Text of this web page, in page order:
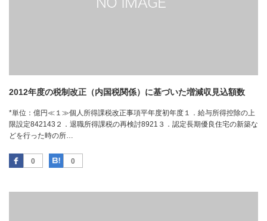
2012年度の税制改正（内国税関係）に基づいた増減収見込額数
*単位：億円≪１≫個人所得課税改正事項平年度初年度１．給与所得控除の上
限設定842143２．退職所得課税の再検討8921３．認定長期優良住宅の新築な
どを行った時の所…
0
Facebook 0
はてなブックマーク